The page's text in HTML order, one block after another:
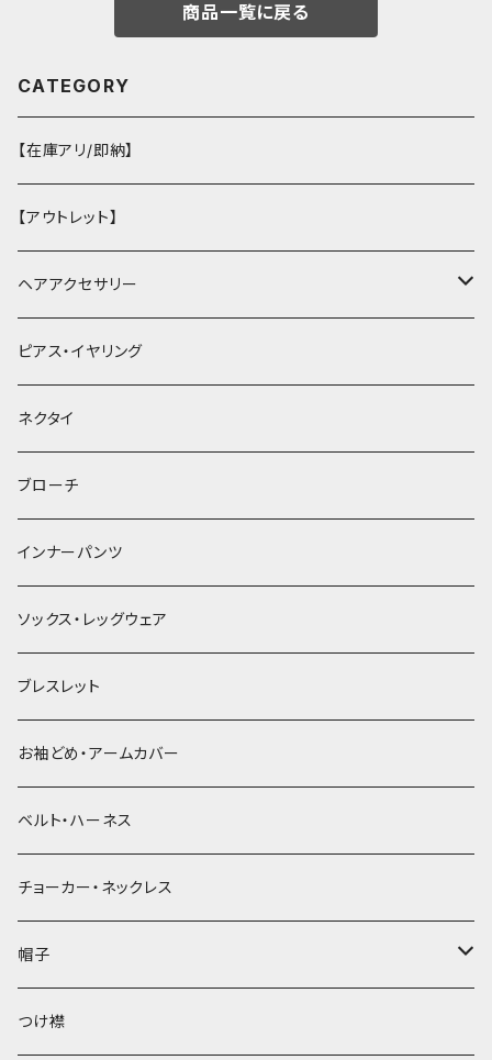
商品一覧に戻る
CATEGORY
【在庫アリ/即納】
【アウトレット】
ヘアアクセサリー
ヘアクリップ
ヘッドドレス・カチューシャ
ヘアゴム
簪
ピアス・イヤリング
ネクタイ
ブローチ
インナーパンツ
ソックス・レッグウェア
ブレスレット
お袖どめ・アームカバー
ベルト・ハーネス
チョーカー・ネックレス
帽子
ベレー帽
つけ襟